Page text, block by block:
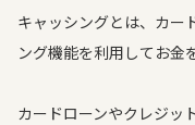
キャッシングとは、カー
ング機能を利用してお金
カードローンやクレジッ